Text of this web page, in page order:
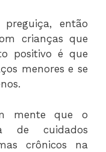
então
crianças que
positivo é que
menores e se
mente que o
de cuidados
crônicos na